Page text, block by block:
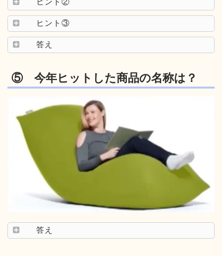
ヒント②
ヒント③
答え
⑤ 今年ヒットした商品の名称は？
答え